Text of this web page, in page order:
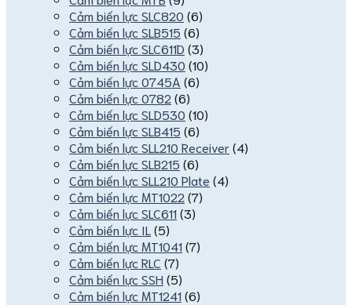
Cảm biến lực SLC820 (6)
Cảm biến lực SLB515 (6)
Cảm biến lực SLC611D (3)
Cảm biến lực SLD430 (10)
Cảm biến lực 0745A (6)
Cảm biến lực 0782 (6)
Cảm biến lực SLD530 (10)
Cảm biến lực SLB415 (6)
Cảm biến lực SLL210 Receiver(4)
Cảm biến lực SLB215 (6)
Cảm biến lực SLL210 Plate (4)
Cảm biến lực MT1022 (7)
Cảm biến lực SLC611(3)
Cảm biến lực IL (5)
Cảm biến lực MT1041(7)
Cảm biến lực RLC (7)
Cảm biến lực SSH (5)
Cảm biến lực MT1241(6)